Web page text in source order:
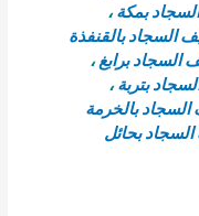
بمكة،
السجاد بالقنفذة
السجاد برابغ،
بتربة،
بالخرمة
بحائل